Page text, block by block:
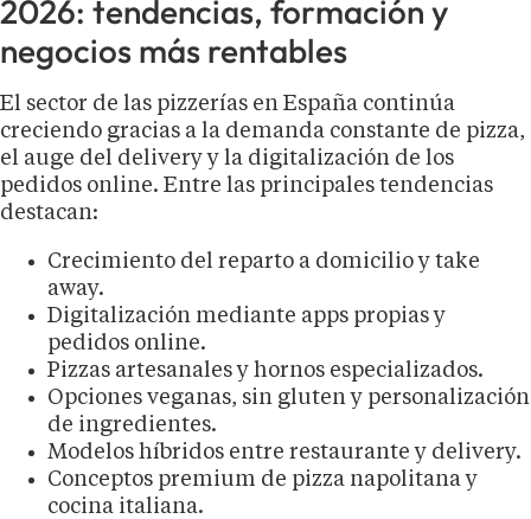
2026: tendencias, formación y
negocios más rentables
El sector de las pizzerías en España continúa
creciendo gracias a la demanda constante de pizza,
el auge del delivery y la digitalización de los
pedidos online. Entre las principales tendencias
destacan:
Crecimiento del reparto a domicilio y take
away.
Digitalización mediante apps propias y
pedidos online.
Pizzas artesanales y hornos especializados.
Opciones veganas, sin gluten y personalización
de ingredientes.
Modelos híbridos entre restaurante y delivery.
Conceptos premium de pizza napolitana y
cocina italiana.